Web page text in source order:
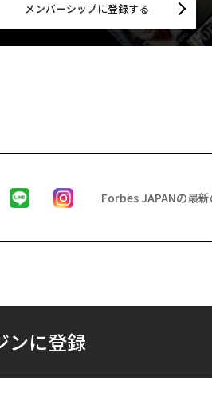
メンバーシップに登録する
Forbes JAPANの最
ンに登録